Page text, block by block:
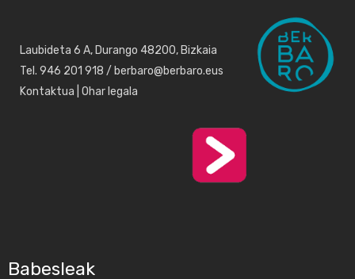
Laubideta 6 A, Durango 48200, Bizkaia
Tel. 946 201 918 / berbaro@berbaro.eus
Kontaktua Ohar legala
Babesleak